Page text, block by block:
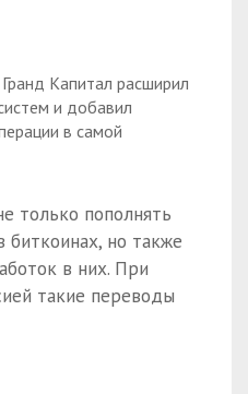
Капитал расширил
и добавил
в самой
только пополнять
биткоинах, но также
в них. При
такие переводы